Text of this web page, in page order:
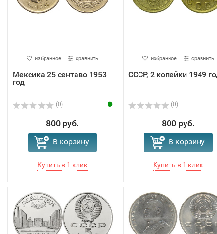
избранное сравнить
Мексика 25 сентаво 1953
год
(0)
800 руб.
В корзину
избранное сравнить
СССР, 2 копейки 1949
(0)
800 руб.
В корзину